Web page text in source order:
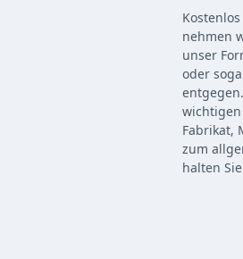
nehmen
unser
oder
wichtigen
Fabrikat,
zum
halten